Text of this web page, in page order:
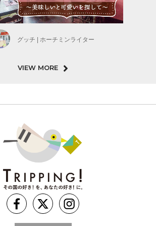
グッチ | ホーチミンライター
VIEW MORE